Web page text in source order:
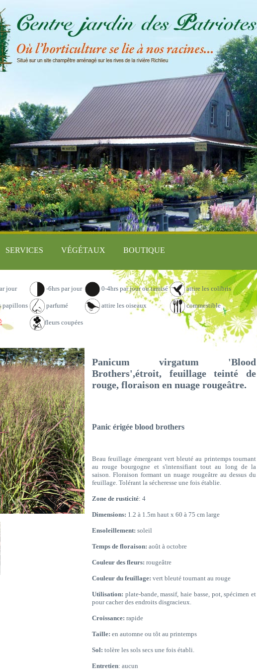
SERVICES VÉGÉTAUX BOUTIQUE
jour -6hrs par jour 0-4hrs par jour ou tamisé attire les colibris
papillons parfumé attire les oiseaux commestible
fleurs coupées
Panicum virgatum 'Blood
Brothers',étroit, feuillage teinté de
rouge, floraison en nuage rougeâtre.
Panic érigée blood brothers
Beau feuillage émergeant vert bleuté au printemps tournant
au rouge bourgogne et s'intensifiant tout au long de la
saison. Floraison formant un nuage rougeâtre au dessus du
feuillage. Tolérant la sécheresse une fois établie.
Zone de rusticité: 4
Dimensions: 1.2 à 1.5m haut x 60 à 75 cm large
Ensoleillement: soleil
Temps de floraison: août à octobre
Couleur des fleurs: rougeâtre
Couleur du feuillage: vert bleuté tournant au rouge
Utilisation: plate-bande, massif, haie basse, pot, spécimen et
pour cacher des endroits disgracieux.
Croissance: rapide
Taille: en automne ou tôt au printemps
Sol: tolère les sols secs une fois établi.
Entretien: aucun